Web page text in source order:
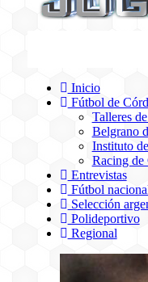
Inicio
Fútbol de
Talleres
Belgrano
Instituto
Racing de
Entrevistas
Fútbol
Selección
Polideportivo
Regional